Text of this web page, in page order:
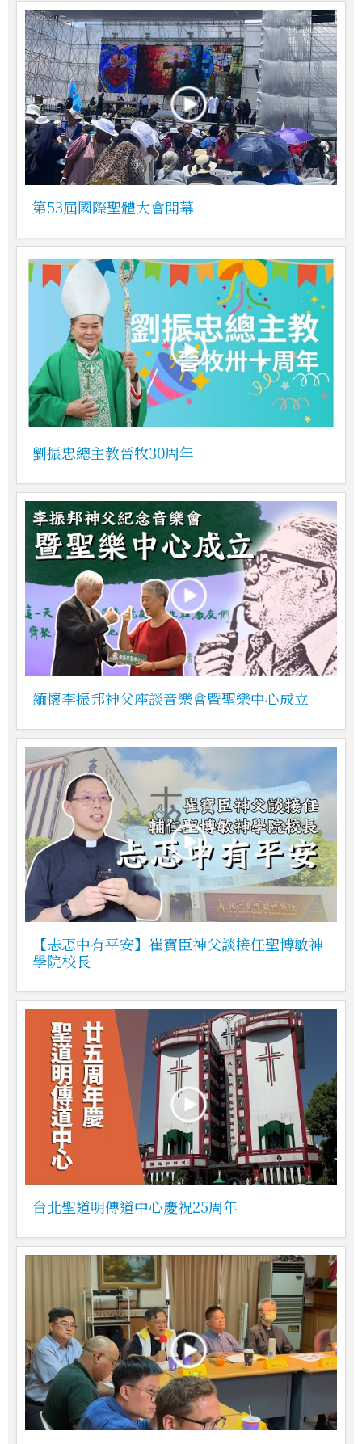
第53屆國際聖體大會開幕
劉振忠總主教晉牧30周年
緬懷李振邦神父座談音樂會暨聖樂中心成立
【忐忑中有平安】崔寶臣神父談接任聖博敏神
學院校長
台北聖道明傳道中心慶祝25周年